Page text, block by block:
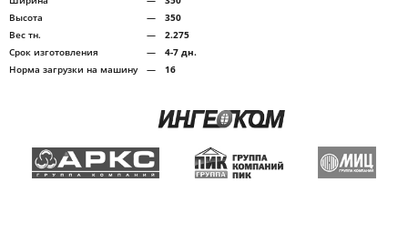
Высота
—
350
Вес тн.
—
2.275
Срок изготовления
—
4-7 дн.
Норма загрузки на машину
— 16